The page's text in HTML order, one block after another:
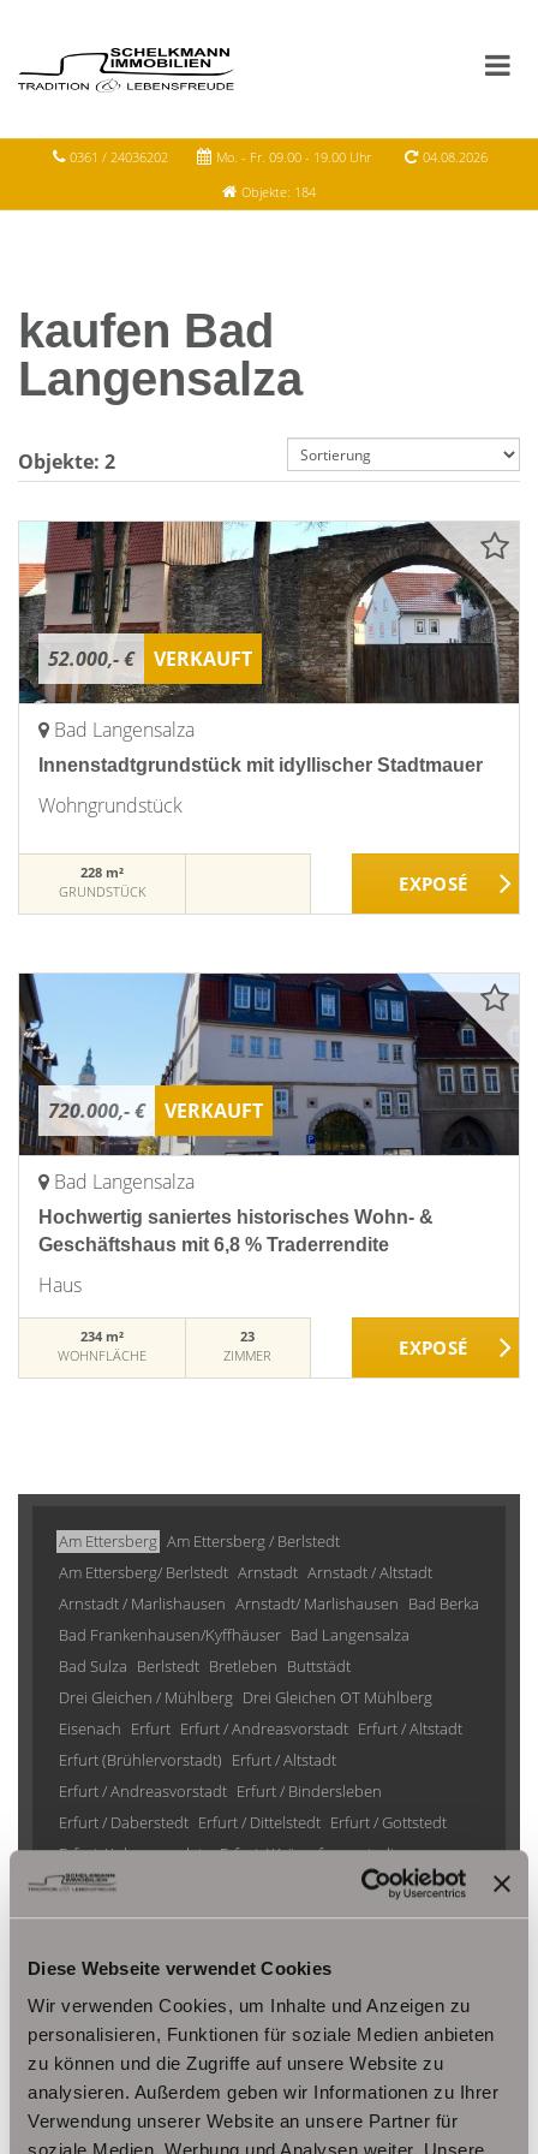
Diese Webseite verwendet Cookies
Wir verwenden Cookies, um Inhalte und Anzeigen zu
personalisieren, Funktionen für soziale Medien anbieten
zu können und die Zugriffe auf unsere Website zu
analysieren. Außerdem geben wir Informationen zu Ihrer
Verwendung unserer Website an unsere Partner für
0361 / 24036202 Mo. - Fr. 09.00 - 19.00 Uhr
04.08.2026
Objekte: 184
kaufen Bad
Langensalza
Objekte: 2
52.000,- € VERKAUFT
Bad Langensalza
Innenstadtgrundstück mit idyllischer Stadtmauer
Wohngrundstück
228 m²
GRUNDSTÜCK
720.000,- € VERKAUFT
Bad Langensalza
Hochwertig saniertes historisches Wohn- &
Geschäftshaus mit 6,8 % Traderrendite
Haus
234 m²
WOHNFLÄCHE
23
ZIMMER
Am Ettersberg Am Ettersberg / Berlstedt
Am Ettersberg/ Berlstedt Arnstadt Arnstadt / Altstadt
Arnstadt / Marlishausen Arnstadt/ Marlishausen Bad Berka
Bad Frankenhausen/Kyffhäuser Bad Langensalza
Bad Sulza Berlstedt Bretleben Buttstädt
Drei Gleichen / Mühlberg Drei Gleichen OT Mühlberg
Eisenach Erfurt Erfurt / Andreasvorstadt Erfurt / Altstadt
Erfurt (Brühlervorstadt) Erfurt / Altstadt
Erfurt / Andreasvorstadt Erfurt / Bindersleben
Erfurt / Daberstedt Erfurt / Dittelstedt Erfurt / Gottstedt
Erfurt / Johannesplatz Erfurt / Krämpfervorstadt
Erfurt / Löbervorstadt
Erfurt / Molsdorf Erfurt / Möbisburg-Rhoda
Erfurt /Andreasvorstadt Erfurt/ Frienstedt
Erfurt/ Johannesvorstadt Erfurt/ Niedernissa
Erfurt/ Salomonsborn Erfurt/ Vieselbach
Gotha
Grammetal Großheringen Gräfenhain/ Ohrdruf Haina
Herbsleben Ichtershausen Kleinmölsen
Kutzleben / Lützensömmern